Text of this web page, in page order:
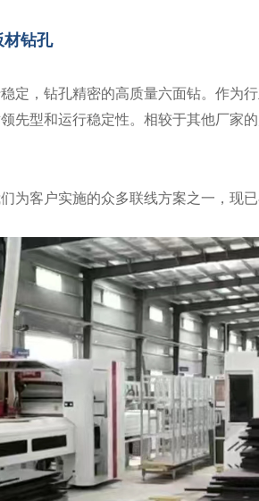
材钻孔
定，钻孔精密的高质量六面钻。作为
先型和运行稳定性。相较于其他厂家
为客户实施的众多联线方案之一，现